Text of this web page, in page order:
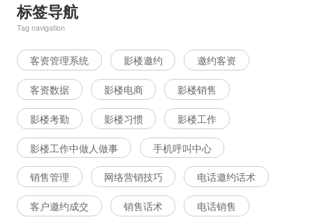
标签导航
Tag navigation
客资管理系统 影楼邀约 邀约客资
客资数据 影楼电商 影楼销售
影楼考勤 影楼习惯 影楼工作
影楼工作中做人做事 手机呼叫中心
销售管理 网络营销技巧 电话邀约话术
客户邀约成交 销售话术 电话销售